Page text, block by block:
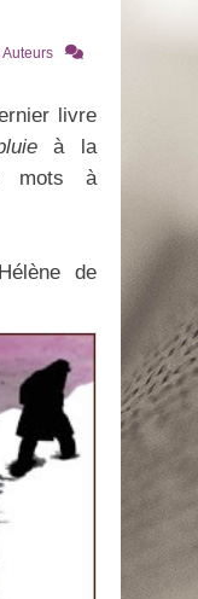
livre
à la
mots à
de